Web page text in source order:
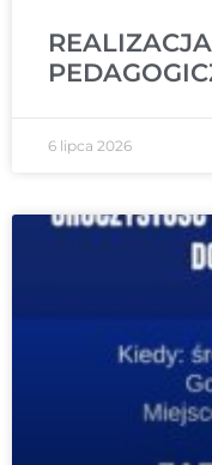
6 lipca 2026